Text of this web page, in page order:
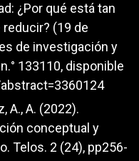
¿Por qué está tan
(19 de
de investigación y
133110, disponible
A., A. (2022).
conceptual y
Telos. 2 (24), pp256-